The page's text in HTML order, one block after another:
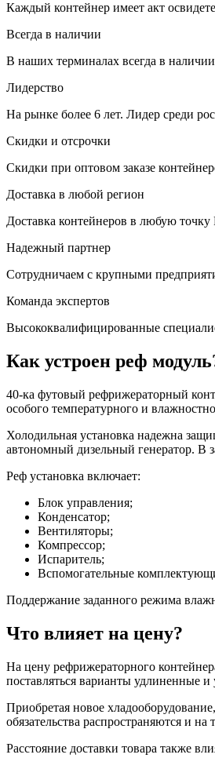
Каждый контейнер имеет акт
Всегда в наличии
В наших терминалах всегда в
Лидерство
На рынке более 6 лет. Лидер среди
Скидки и отсрочки
Скидки при оптовом заказе
Доставка в любой регион
Доставка контейнеров в любую
Надежный партнер
Сотрудничаем с крупными
Команда экспертов
Высококвалифицированные
Как устроен реф
40-ка футовый рефрижераторный
особого температурного и
Холодильная установка надежна
автономный дизельный генератор. В
Реф установка включает:
Блок управления;
Конденсатор;
Вентиляторы;
Компрессор;
Испаритель;
Вспомогательные
Поддержание заданного режима
Что влияет на цену?
На цену рефрижераторного
поставляться варианты удлиненные
Приобретая новое
обязательства распространяются и
Расстояние доставки товара также